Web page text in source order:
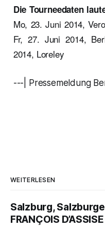
Die Tourneedaten
Mo, 23. Juni 2014,
Fr, 27. Juni 2014,
2014, Loreley
---| Pressemeldung
WEITERLESEN
Salzburg,
FRANÇOIS